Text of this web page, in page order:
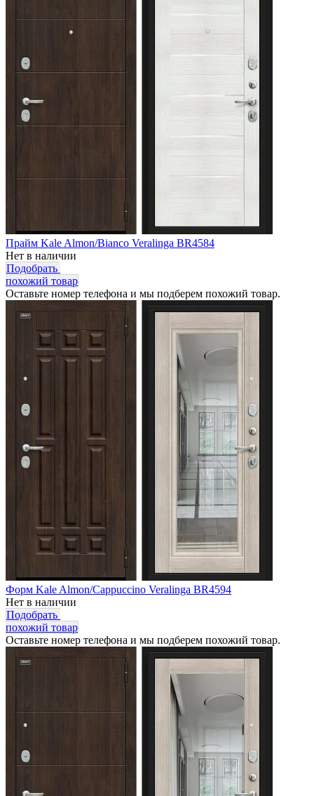
Прайм Kale Almon/Bianco Veralinga BR4584
Нет в наличии
Подобрать
похожий товар
Оставьте номер телефона и мы подберем похожий товар.
Форм Kale Almon/Cappuccino Veralinga BR4594
Нет в наличии
Подобрать
похожий товар
Оставьте номер телефона и мы подберем похожий товар.